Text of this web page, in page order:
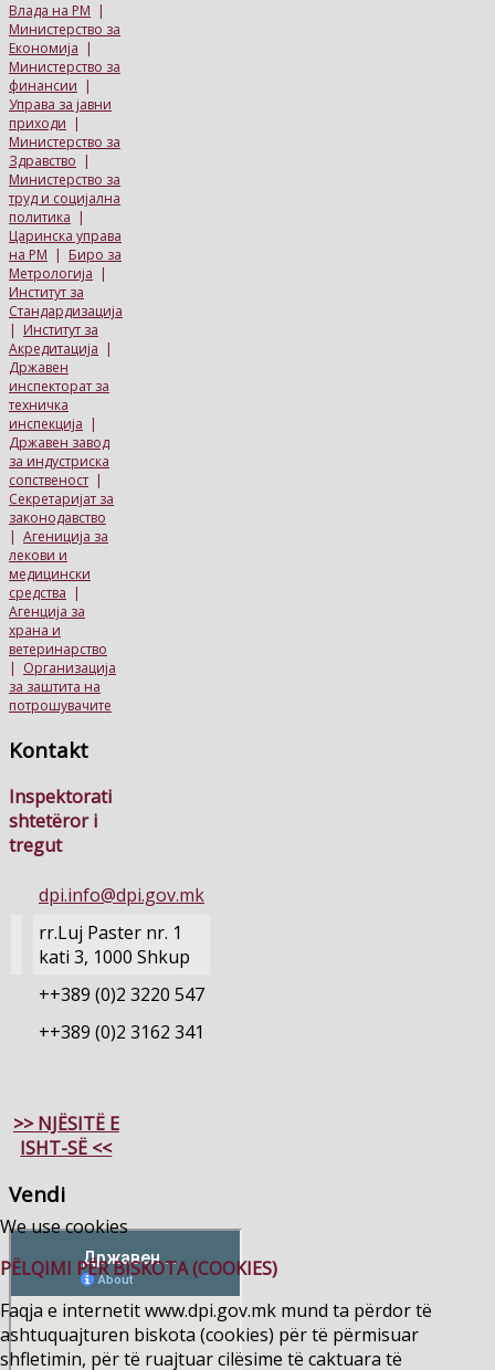
Влада на РМ |
Министерство за
Економија |
Министерство за
финансии |
Управа за јавни
приходи |
Министерство за
Здравство |
Министерство за
труд и социјална
политика |
Царинска управа
на РМ | Биро за
Метрологија |
Институт за
Стандардизација
| Институт за
Акредитација |
Државен
инспекторат за
техничка
инспекција |
Државен завод
за индустриска
сопственост |
Секретаријат за
законодавство
| Агениција за
лекови и
медицински
средства |
Агенција за
храна и
ветеринарство
| Организација
за заштита на
потрошувачите
Kontakt
Inspektorati
shtetëror i
tregut
dpi.info@dpi.gov.mk
rr.Luj Paster nr. 1
kati 3, 1000 Shkup
++389 (0)2 3220 547
++389 (0)2 3162 341
>> NJËSITË E
ISHT-SË <<
Vendi
We use cookies
PËLQIMI PËR BISKOTA (COOKIES)
Faqja e internetit www.dpi.gov.mk mund ta përdor të
ashtuquajturen biskota (cookies) për të përmisuar
shfletimin, për të ruajtuar cilësime të caktuara të